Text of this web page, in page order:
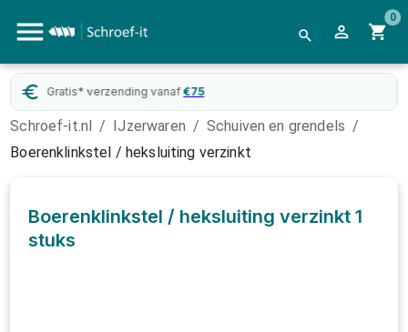
0
Gratis* verzending vanaf €75
Schroef-it.nl / IJzerwaren / Schuiven en grendels /
Boerenklinkstel / heksluiting verzinkt
Boerenklinkstel / heksluiting verzinkt 1
stuks